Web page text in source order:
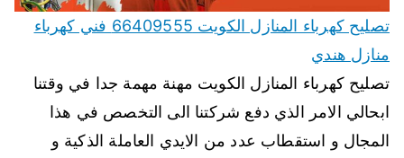
تصليح كهرباء المنازل الكويت 66409555 فني كهرباء
منازل هندي
تصليح كهرباء المنازل الكويت مهنة مهمة جدا في وقتنا
ابحالي الامر الذي دفع شركتنا الى التخصص في هذا
المجال و استقطاب عدد من الايدي العاملة الذكية و